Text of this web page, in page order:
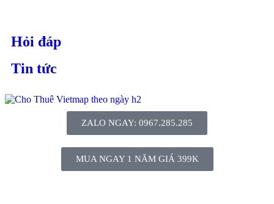
Hỏi đáp
Tin tức
ZALO NGAY: 0967.285.285
MUA NGAY 1 NĂM GIÁ 399K